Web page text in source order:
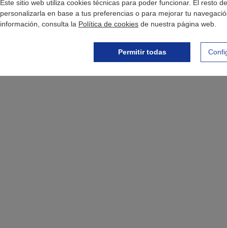
Este sitio web utiliza cookies técnicas para poder funcionar. El resto
personalizarla en base a tus preferencias o para mejorar tu
información, consulta la Política de cookies de nuestra página web.
Permitir todas